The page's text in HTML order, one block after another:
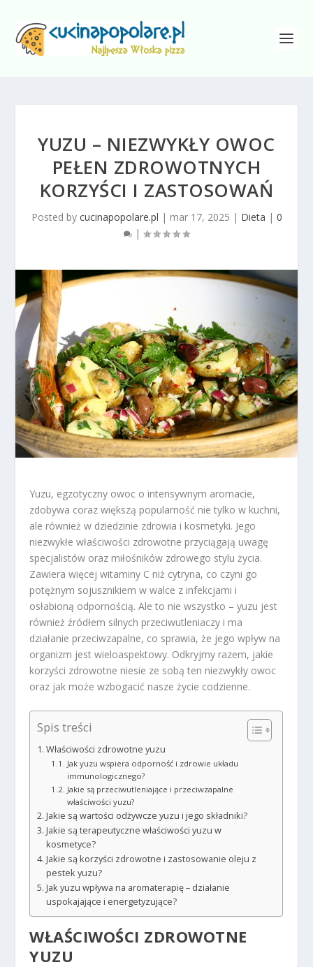
YUZU – NIEZWYKŁY OWOC
PEŁEN ZDROWOTNYCH
KORZYŚCI I ZASTOSOWAŃ
Posted by cucinapopolare.pl | mar 17, 2025 | Dieta | 0
|
Yuzu, egzotyczny owoc o intensywnym aromacie,
zdobywa coraz większą popularność nie tylko w kuchni,
ale również w dziedzinie zdrowia i kosmetyki. Jego
niezwykłe właściwości zdrowotne przyciągają uwagę
specjalistów oraz miłośników zdrowego stylu życia.
Zawiera więcej witaminy C niż cytryna, co czyni go
potężnym sojusznikiem w walce z infekcjami i
osłabioną odpornością. Ale to nie wszystko – yuzu jest
również źródłem silnych przeciwutleniaczy i ma
działanie przeciwzapalne, co sprawia, że jego wpływ na
organizm jest wieloaspektowy. Odkryjmy razem, jakie
korzyści zdrowotne niesie ze sobą ten niezwykły owoc
oraz jak może wzbogacić nasze życie codzienne.
Spis treści
Właściwości zdrowotne yuzu
Jak yuzu wspiera odporność i zdrowie układu
immunologicznego?
Jakie są przeciwutleniające i przeciwzapalne
właściwości yuzu?
Jakie są wartości odżywcze yuzu i jego składniki?
Jakie są terapeutyczne właściwości yuzu w
kosmetyce?
Jakie są korzyści zdrowotne i zastosowanie oleju z
pestek yuzu?
Jak yuzu wpływa na aromaterapię – działanie
uspokajające i energetyzujące?
WŁAŚCIWOŚCI ZDROWOTNE
YUZU